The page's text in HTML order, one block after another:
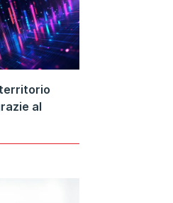
territorio
al